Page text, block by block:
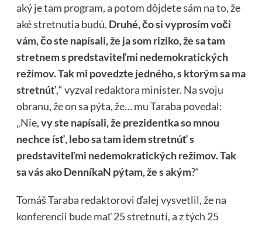
aký je tam program, a potom dôjdete sám na to, že
aké stretnutia budú. Druhé, čo si vyprosím voči
vám, čo ste napísali, že ja som riziko, že sa tam
stretnem s predstaviteľmi nedemokratických
režimov. Tak mi povedzte jedného, s ktorým sa ma
stretnúť,“ vyzval redaktora minister. Na svoju
obranu, že on sa pýta, že… mu Taraba povedal:
„Nie,vy ste napísali, že prezidentka so mnou
nechce ísť, lebo sa tam idem stretnúť s
predstaviteľmi nedemokratických režimov. Tak
sa vás ako DenníkaN pýtam, že s akým?“
Tomáš Taraba redaktorovi ďalej vysvetlil, že na
konferencii bude mať 25 stretnutí, a z tých 25